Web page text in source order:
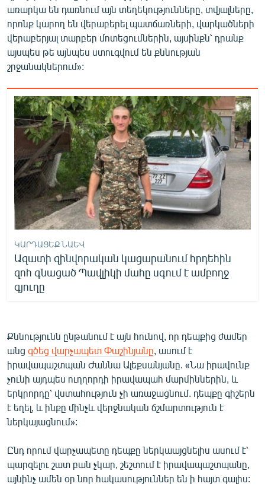
առարկա են դառնում այն տեղեկությունները, տվյալները,
որոնք կարող են վերաբերել պատճառների, վարկածների
վերաբերյալ տարբեր մոտեցումներին, այսինքն՝ դրանք
այսպես թե այնպես ստուգվում են քննության
շրջանակներում»:
ԿԱՐԴԱՑԵՔ ՆԱԵՎ
Ազատի զինվորական կացարանում հրդեհին
զոհ գնացած Պավլիկի մահը սգում է ամբողջ
գյուղը
Քննությունն ընթանում է այն հունով, որ դեպքից ժամեր
անց գծեց վարչապետ Փաշինյանը , ասում է
իրավապաշտպան Ժաննա Ալեքսանյանը. «Նա իրավունք
չունի այդպես ուղղորդի իրավապահ մարմիններին, և
երկրորդը՝ վստահություն չի առաջացնում. դեպքը գիշերն
է եղել, և ինքը մինչև վերջնական ճշմարտություն է
ներկայացնում»:
Ընդ որում վարչապետը դեպքը ներկաայցնելիս ասում է՝
պարզելու շատ բան չկար, շեշտում է իրավապաշտպանը,
այնինչ ամեն օր նոր հակասություններ են ի հայտ գալիս: